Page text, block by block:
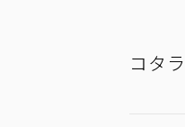
コタ